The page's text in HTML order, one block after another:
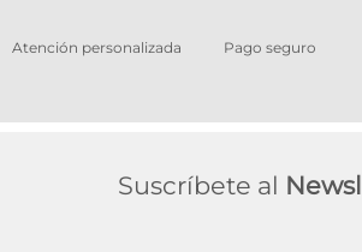
Atención personalizada Pago seguro
Suscríbete al